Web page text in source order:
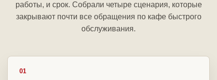
работы, и срок. Собрали четыре сценария, которые
закрывают почти все обращения по кафе быстрого
обслуживания.
01